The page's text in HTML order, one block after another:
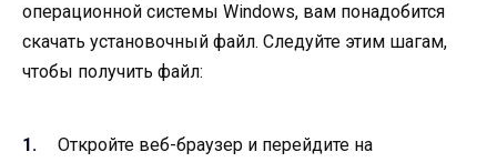
операционной системы Windows, вам понадобится
скачать установочный файл. Следуйте этим шагам,
чтобы получить файл:
Откройте веб-браузер и перейдите на